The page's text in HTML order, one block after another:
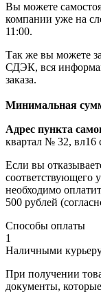
Вы можете
компании уже на
11:00.
Так же вы можете
СДЭК, вся
заказа.
Минимальная
Адрес пункта
квартал № 32, вл16
Если вы
соответствующего
необходимо
500 рублей
Способы оплаты
1
Наличными
При получении
документы,